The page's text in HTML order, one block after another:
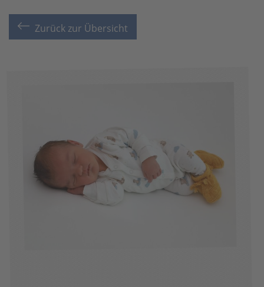
Zurück zur Übersicht